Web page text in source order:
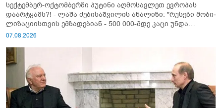
სექტემბერ-ოქტომბერში პუტინი აღმოსავლეთ ევროპას
დაარტყამს?! - ლაშა ძებისაშვილის ანალიზი: "რუსები მობი­
ლიზაციისთვის ემზადებიან - 500 000-მდე კაცი უნდა
გაიწვიონ ომში"
07.08.2026